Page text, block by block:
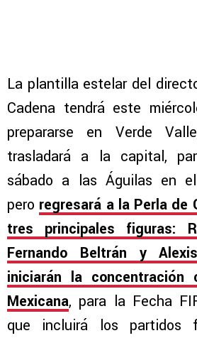
La plantilla estelar del
Cadena tendrá este
prepararse en Verde
trasladará a la capital,
sábado a las Águilas en
pero regresará a la Perla de
tres principales figuras:
Fernando Beltrán y
iniciarán la concentración
Mexicana, para la Fecha
que incluirá los